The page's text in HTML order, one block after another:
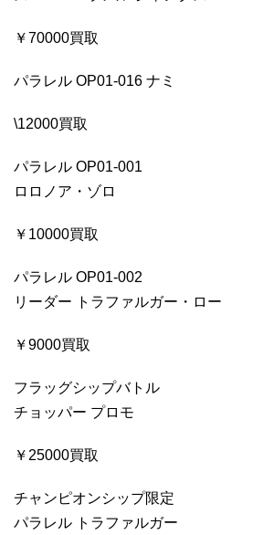
￥70000買取
パラレル OP01-016 ナミ
\12000買取
パラレル OP01-001
ロロノア・ゾロ
￥10000買取
パラレル OP01-002
リーダー トラファルガー・ロー
￥9000買取
フラッグシップバトル
チョッパー プロモ
￥25000買取
チャンピオンシップ限定
パラレル トラファルガー